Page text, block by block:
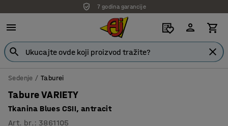
7 godina garancije
Sedenje Taburei
Tabure VARIETY
Tkanina Blues CSII, antracit
Art. br. : 3861105